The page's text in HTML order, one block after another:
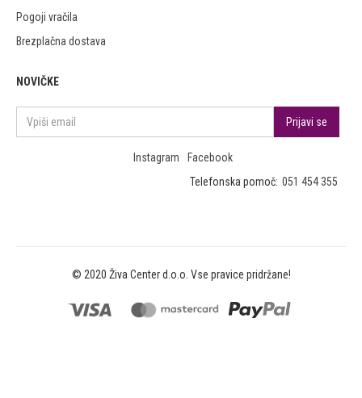
Pogoji vračila
Brezplačna dostava
NOVIČKE
Instagram
Facebook
Telefonska pomoč: 051 454 355
© 2020 Živa Center d.o.o. Vse pravice pridržane!